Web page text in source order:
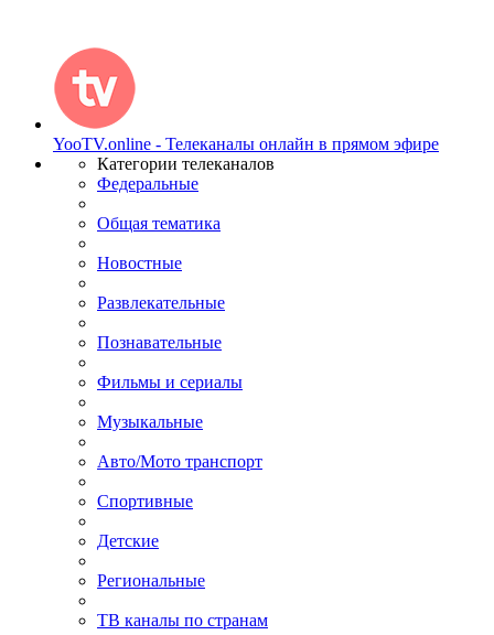
YooTV.online - Телеканалы онлайн в прямом эфире
Категории телеканалов
Федеральные
Общая тематика
Новостные
Развлекательные
Познавательные
Фильмы и сериалы
Музыкальные
Авто/Мото транспорт
Спортивные
Детские
Региональные
ТВ каналы по странам